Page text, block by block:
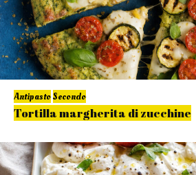
AntipastoSecondo
Tortilla margherita di zucchine